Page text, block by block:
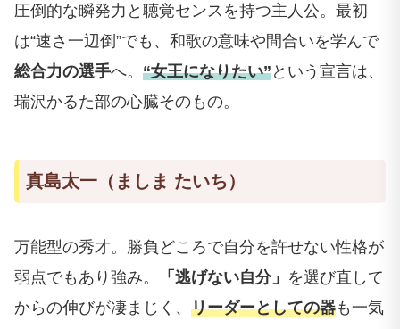
圧倒的な瞬発力と聴覚センスを持つ主人公。最初
は“速さ一辺倒”でも、和歌の意味や間合いを学んで
総合力の選手へ。 “女王になりたい”という宣言は、
瑞沢かるた部の心臓そのもの。
真島太一（ましま たいち）
万能型の秀才。勝負どころで自分を許せない性格が
弱点でもあり強み。
「逃げない自分」 を選び直して
からの伸びが凄まじく、 リーダーとしての器も一気